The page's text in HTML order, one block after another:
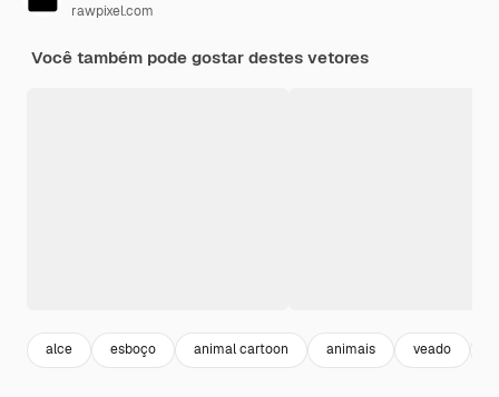
rawpixel.com
Você também pode gostar destes vetores
alce esboço animal cartoon animais veado